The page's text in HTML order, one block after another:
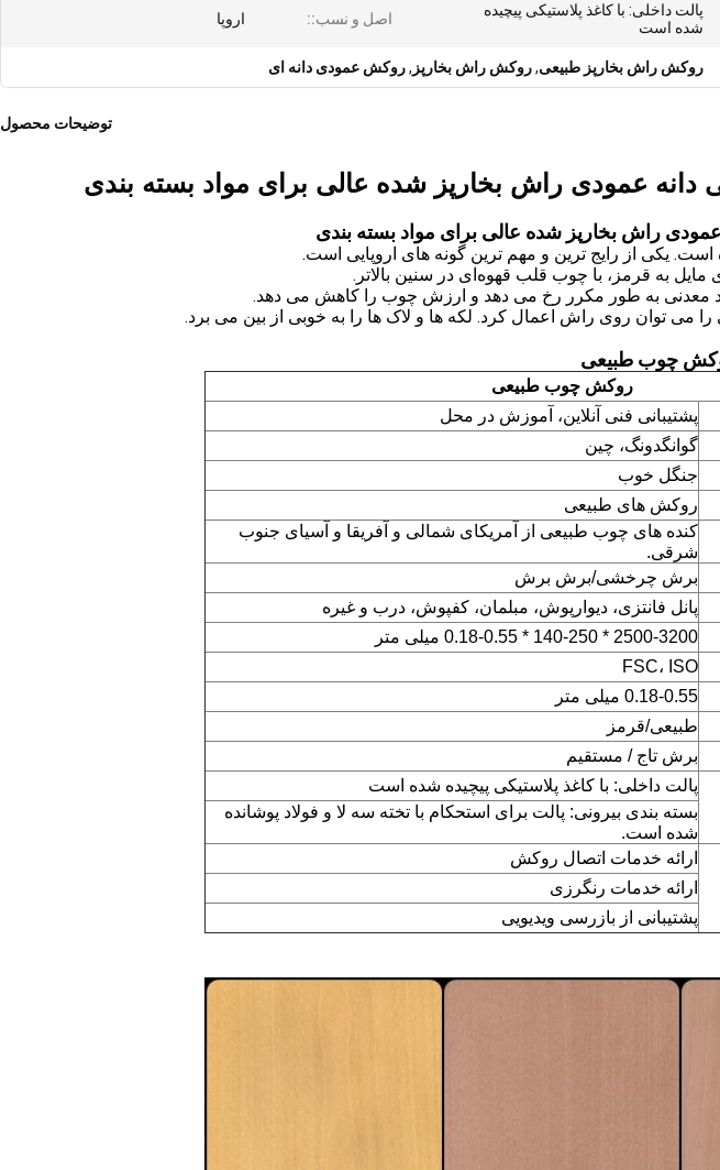
پالت داخلی: با کاغذ پلاستیکی پیچیده
شده است
اصل و نسب:: اروپا
روکش راش بخارپز طبیعی,روکش راش بخارپز ,روکش عمودی دانه ای
توضیحات محصول
عمودی راش بخارپز شده عالی برای مواد بسته بندی
راش بخارپز شده عالی برای مواد بسته بندی
است. یکی از رایج ترین و مهم ترین گونه های اروپایی است.
مایل به قرمز، با چوب قلب قهوه‌ای در سنین بالاتر.
معدنی به طور مکرر رخ می دهد و ارزش چوب را کاهش می دهد.
می توان روی راش اعمال کرد. لکه ها و لاک ها را به خوبی از بین می برد.
چوب طبیعی
روکش چوب طبیعی
پشتیبانی فنی آنلاین، آموزش در محل
گوانگدونگ، چین
جنگل خوب
روکش های طبیعی
کنده های چوب طبیعی از آمریکای شمالی و آفریقا و آسیای جنوب
شرقی.
برش چرخشی/برش برش
پانل فانتزی، دیوارپوش، مبلمان، کفپوش، درب و غیره
2500-3200 * 140-250 * 0.18-0.55 میلی متر
FSC، ISO
0.18-0.55 میلی متر
طبیعی/قرمز
برش تاج / مستقیم
پالت داخلی: با کاغذ پلاستیکی پیچیده شده است
بسته بندی بیرونی: پالت برای استحکام با تخته سه لا و فولاد پوشانده
شده است.
ارائه خدمات اتصال روکش
ارائه خدمات رنگرزی
پشتیبانی از بازرسی ویدیویی